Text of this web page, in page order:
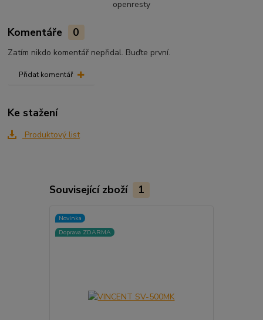
openresty
Komentáře 0
Zatím nikdo komentář nepřidal. Buďte první.
Přidat komentář
Ke stažení
Produktový list
Související zboží 1
Novinka
Doprava ZDARMA